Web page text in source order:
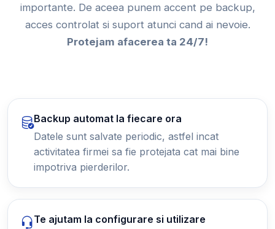
importante. De aceea punem accent pe backup,
acces controlat si suport atunci cand ai nevoie.
Protejam afacerea ta 24/7!
Backup automat la fiecare ora
Datele sunt salvate periodic, astfel incat
activitatea firmei sa fie protejata cat mai bine
impotriva pierderilor.
Te ajutam la configurare si utilizare